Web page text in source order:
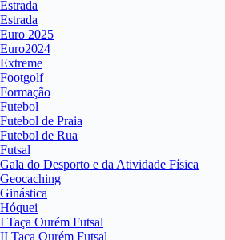
Estrada
Estrada
Euro 2025
Euro2024
Extreme
Footgolf
Formação
Futebol
Futebol de Praia
Futebol de Rua
Futsal
Gala do Desporto e da Atividade Física
Geocaching
Ginástica
Hóquei
I Taça Ourém Futsal
II Taça Ourém Futsal